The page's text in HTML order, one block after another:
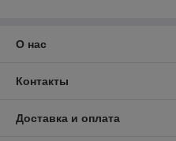
О нас
Контакты
Доставка и оплата